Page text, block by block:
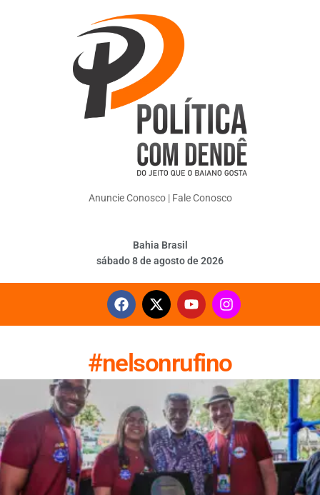
Anuncie Conosco| Fale Conosco
Bahia Brasil
sábado 8 de agosto de 2026
#nelsonrufino